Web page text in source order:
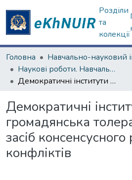
Розділи
та
колекції
Головна
Наукові роботи. Навчально-науковий інститут філософії, культурології, політології
Демократичні інститути та громадянська толерантність як засіб консенсусного розв’язання конфліктів
Демократичні
громадянська
засіб консенсусного
конфліктів